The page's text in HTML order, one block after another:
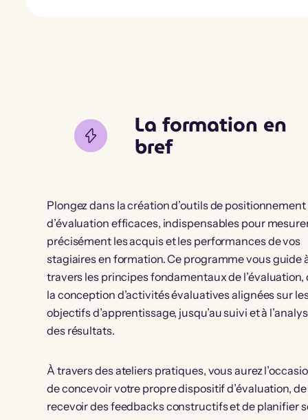
La formation en
bref
Plongez dans la création d’outils de
d’évaluation efficaces, indispensables pour
précisément les acquis et les performances de vos
stagiaires en formation. Ce programme vous guide
travers les principes fondamentaux de l’évaluation,
la conception d’activités évaluatives alignées sur
objectifs d’apprentissage, jusqu’au suivi et à
des résultats.
À travers des ateliers pratiques, vous aurez
de concevoir votre propre dispositif d’évaluation, de
recevoir des feedbacks constructifs et de planifier